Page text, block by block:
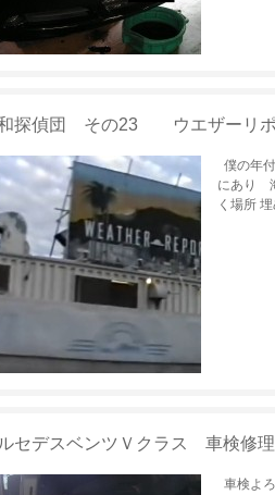
探偵団 その23 ウエザーリポ
僕の年
にあり
く場所
セデスベンツＶクラス 車検修理
車検よ